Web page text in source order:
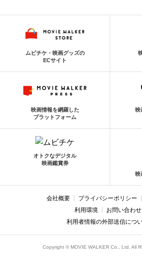
ムビチケ・映画グッズの
ECサイト
映画情報を網羅した
プラットフォーム
映
オトクなデジタル
映画鑑賞券
映
会社概要 プライバシーポリシー
利用環境
お問い合わせ
利用者情報の外部送信につ
Copyright © MOVIE WALKER Co., Ltd. All